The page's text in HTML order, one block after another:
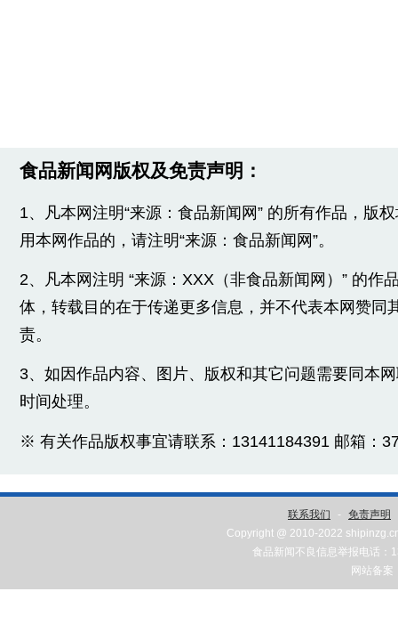
食品新闻网版权及免责声明：
1、凡本网注明“来源：食品新闻网” 的所有作品，版
用本网作品的，请注明“来源：食品新闻网”。
2、凡本网注明 “来源：XXX（非食品新闻网）” 的作
体，转载目的在于传递更多信息，并不代表本网赞同
责。
3、如因作品内容、图片、版权和其它问题需要同本
时间处理。
※ 有关作品版权事宜请联系：13141184391 邮箱：
联系我们 - 免责声明
Copyright @ 2010-2022
食品新闻不良信息举报电话：
网站备案